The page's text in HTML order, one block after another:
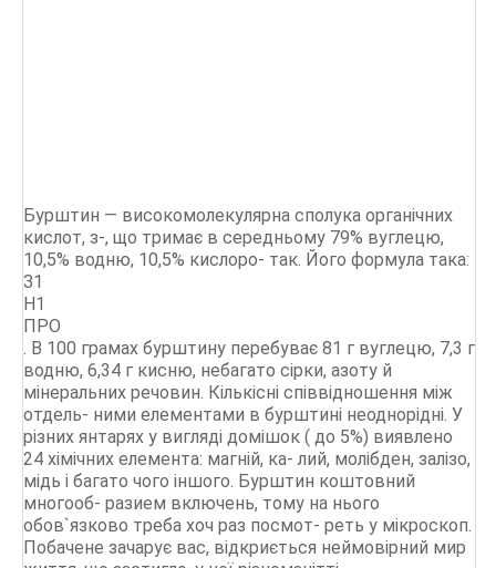
Бурштин — високомолекулярна сполука органічних
кислот, з-, що тримає в середньому 79% вуглецю,
10,5% водню, 10,5% кислоро- так. Його формула така:
З1
Н1
ПРО
. В 100 грамах бурштину перебуває 81 г вуглецю, 7,3 г
водню, 6,34 г кисню, небагато сірки, азоту й
мінеральних речовин. Кількісні співвідношення між
отдель- ними елементами в бурштині неоднорідні. У
різних янтарях у вигляді домішок ( до 5%) виявлено
24 хімічних елемента: магній, ка- лий, молібден, залізо,
мідь і багато чого іншого. Бурштин коштовний
многооб- разием включень, тому на нього
обов`язково треба хоч раз посмот- реть у мікроскоп.
Побачене зачарує вас, відкриється неймовірний мир